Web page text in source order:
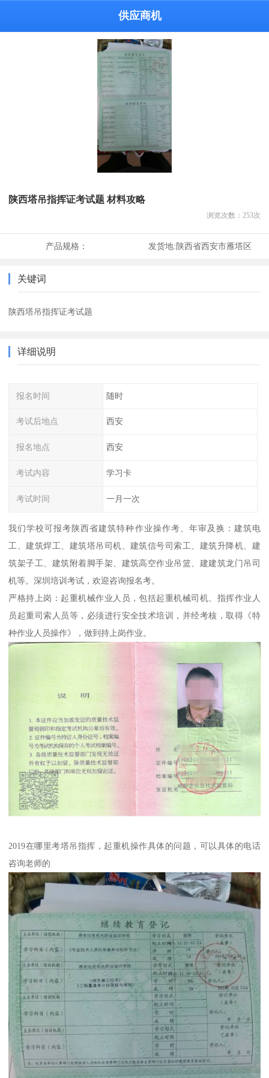
供应商机
陕西塔吊指挥证考试题 材料攻略
浏览次数： 253次
产品规格： 发货地:陕西省西安市雁塔区
关键词
陕西塔吊指挥证考试题
详细说明
报名时间 随时
考试后地点 西安
报名地点 西安
考试内容 学习卡
考试时间 一月一次
我们学校可报考陕西省建筑特种作业操作考、年审及换：建筑电
工、建筑焊工、建筑塔吊司机、建筑信号司索工、建筑升降机、建
筑架子工、建筑附着脚手架、建筑高空作业吊篮、建建筑龙门吊司
机等。深圳培训考试，欢迎咨询报名考。
严格持上岗：起重机械作业人员，包括起重机械司机、指挥作业人
员起重司索人员等，必须进行安全技术培训，并经考核，取得《特
种作业人员操作》，做到持上岗作业。
2019在哪里考塔吊指挥，起重机操作具体的问题，可以具体的电话
咨询老师的